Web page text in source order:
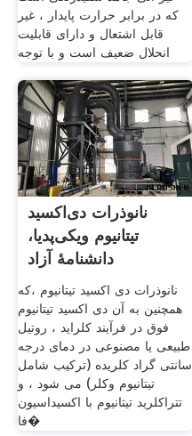
که در برابر حرارت پایدار ، غیر
قابل اشتعال و دارای قابلیت
انحلال ضعیف است و با توجه
نانوذرات دی‌اکسید
تیتانیوم ویکی‌پدیا،
دانشنامهٔ آزاد
نانوذرات دی اکسید تیتانیوم ،که
همچنین به آن دی اکسید تیتانیوم
فوق در فرآیند کلراید ، روتیل
طبیعی یا مصنوعی در دمای درجه
سانتی گراد کلریده (ترکیب شامل
تیتانیوم وکلر) می شود ، و
تتراکلرید تیتانیوم با اکسیداسیون
فا�